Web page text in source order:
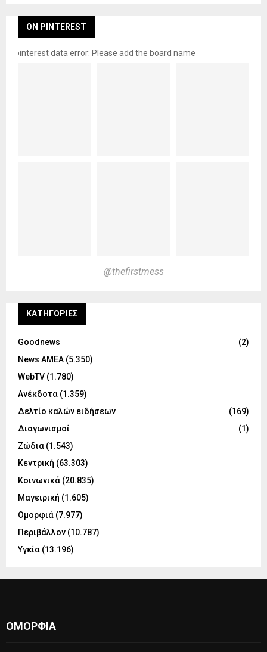
ON PINTEREST
pinterest data error: Please add the board name
@thefirstmess
KΑΤΗΓΟΡΊΕΣ
Goodnews
(2)
News ΑΜΕΑ (5.350)
WebTV (1.780)
Ανέκδοτα (1.359)
Δελτίο καλών ειδήσεων
(169)
Διαγωνισμοί
(1)
Ζώδια (1.543)
Κεντρική (63.303)
Κοινωνικά (20.835)
Μαγειρική (1.605)
Ομορφιά (7.977)
Περιβάλλον (10.787)
Υγεία (13.196)
ΟΜΟΡΦΙΆ